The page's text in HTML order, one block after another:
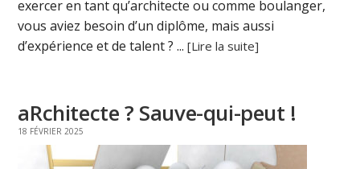
exercer en tant qu’architecte ou comme boulanger,
vous aviez besoin d’un diplôme, mais aussi
d’expérience et de talent ? ...[Lire la suite]
aRchitecte ? Sauve-qui-peut !
18 FÉVRIER 2025